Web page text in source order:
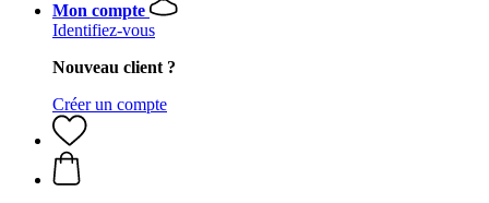
Mon compte
Identifiez-vous
Nouveau client ?
Créer un compte